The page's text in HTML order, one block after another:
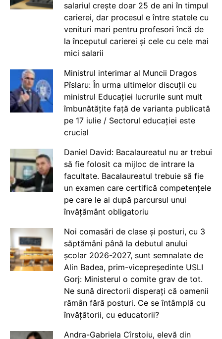
salariul crește doar 25 de ani în timpul
carierei, dar procesul e între statele cu
venituri mari pentru profesori încă de
la începutul carierei și cele cu cele mai
mici salarii
Ministrul interimar al Muncii Dragos
Pîslaru: În urma ultimelor discuții cu
ministrul Educației lucrurile sunt mult
îmbunătățite față de varianta publicată
pe 17 iulie / Sectorul educației este
crucial
Daniel David: Bacalaureatul nu ar trebui
să fie folosit ca mijloc de intrare la
facultate. Bacalaureatul trebuie să fie
un examen care certifică competențele
pe care le ai după parcursul unui
învățământ obligatoriu
Noi comasări de clase și posturi, cu 3
săptămâni până la debutul anului
școlar 2026-2027, sunt semnalate de
Alin Badea, prim-vicepreședinte USLI
Gorj: Ministerul o comite grav de tot.
Ne sună directorii disperați că oamenii
rămân fără posturi. Ce se întâmplă cu
învățătorii, cu educatorii?
Andra-Gabriela Cîrstoiu, elevă din